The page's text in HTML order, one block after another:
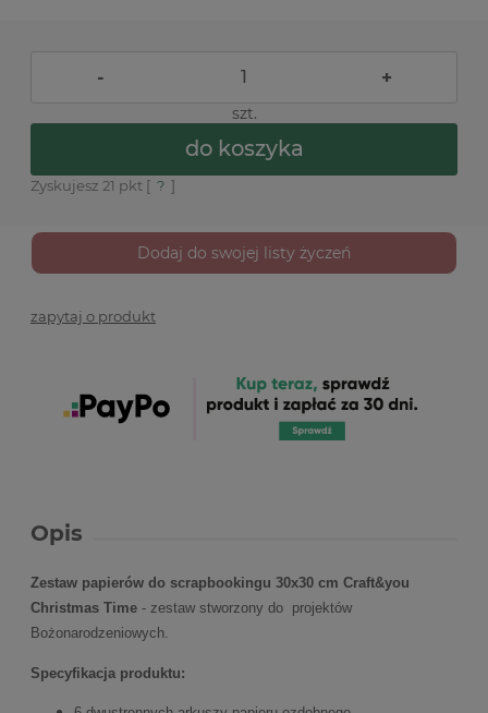
- +
szt.
do koszyka
Zyskujesz 21 pkt [ ? ]
Dodaj do swojej listy życzeń
zapytaj o produkt
Opis
Zestaw papierów do scrapbookingu 30x30 cm Craft&you
Christmas Time - zestaw stworzony do projektów
Bożonarodzeniowych.
Specyfikacja produktu: